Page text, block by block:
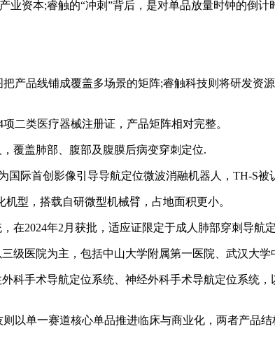
资本;睿触的“冲刺”背后，是对单品放量时钟的倒计
品线铺成覆盖多场景的矩阵;睿触科技则将研发资
类医疗器械注册证，产品矩阵相对完整。
覆盖肺部、腹部及腹膜后病变穿刺定位.
首创影像引导导航定位微波消融机器人，TH-S被
型，搭载自研微型机械臂，占地面积更小。
2024年2月获批，适应证限定于成人肺部穿刺导航定
医院为主，包括中山大学附属第一医院、武汉大学
手术导航定位系统、神经外科手术导航定位系统
单一赛道核心单品推进临床与商业化，两者产品结